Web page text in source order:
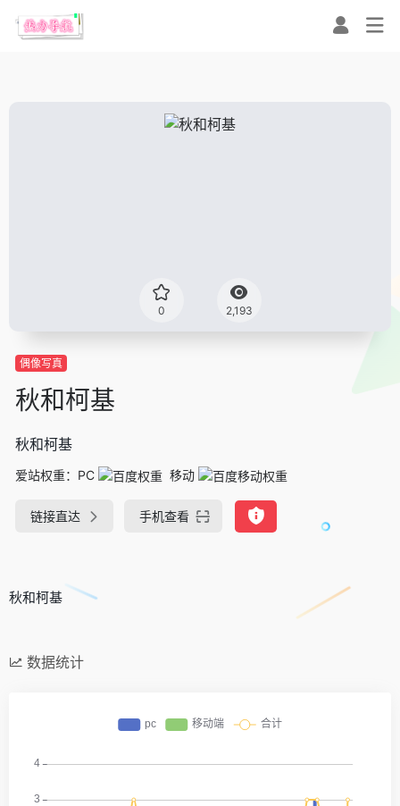
0 2,193
偶像写真
秋和柯基
秋和柯基
爱站权重： PC 移动
链接直达 手机查看
秋和柯基
数据统计